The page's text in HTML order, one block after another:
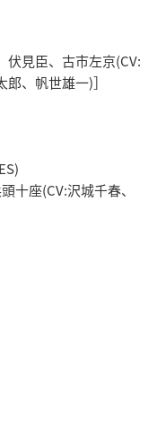
見臣、古市左京(CV:
、帆世雄一)］
十座(CV:沢城千春、